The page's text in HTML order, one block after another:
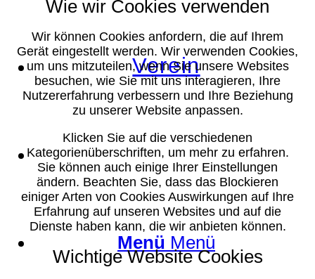
Verein
Suche
Menü Menü
Wie wir Cookies verwenden
Wir können Cookies anfordern, die auf Ihrem
Gerät eingestellt werden. Wir verwenden Cookies,
um uns mitzuteilen, wenn Sie unsere Websites
besuchen, wie Sie mit uns interagieren, Ihre
Nutzererfahrung verbessern und Ihre Beziehung
zu unserer Website anpassen.
Klicken Sie auf die verschiedenen
Kategorienüberschriften, um mehr zu erfahren.
Sie können auch einige Ihrer Einstellungen
ändern. Beachten Sie, dass das Blockieren
einiger Arten von Cookies Auswirkungen auf Ihre
Erfahrung auf unseren Websites und auf die
Dienste haben kann, die wir anbieten können.
Wichtige Website Cookies